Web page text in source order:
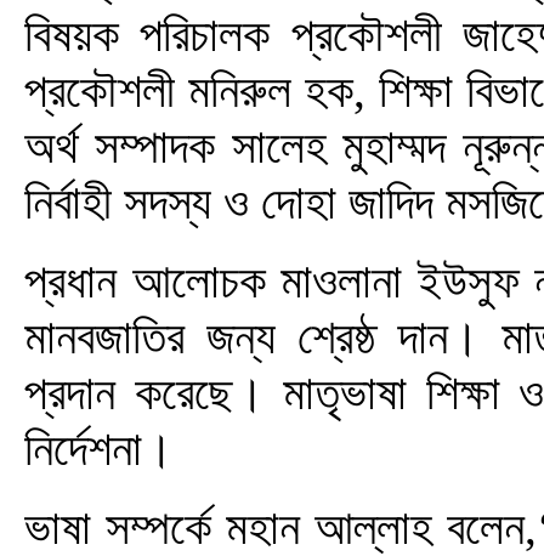
বিষয়ক পরিচালক প্রকৌশলী
প্রকৌশলী মনিরুল হক, শিক্ষা
অর্থ সম্পাদক সালেহ মুহাম্মদ
নির্বাহী সদস্য ও দোহা জাদিদ
প্রধান আলোচক মাওলানা ইউসুফ
মানবজাতির জন্য শ্রেষ্ঠ দান।
প্রদান করেছে। মাতৃভাষা
নির্দেশনা।
ভাষা সম্পর্কে মহান আল্লাহ